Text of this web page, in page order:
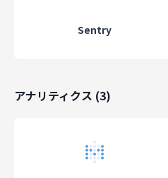
Sentry
アナリティクス (3)